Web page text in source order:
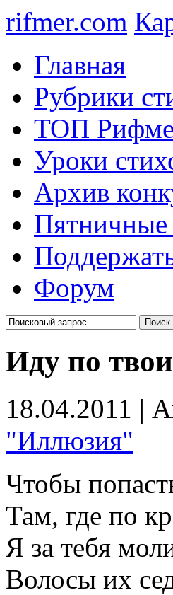
rifmer.com
Главная
Рубрики
ТОП
Уроки
Архив
Форум
Иду по
18.04.2011 |
"Иллюзия"
Чтобы
Там, где по
Я за тебя
Волосы их